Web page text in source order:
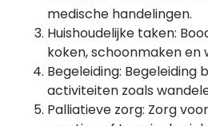
medische handelingen.
Huishoudelijke taken:
koken, schoonmaken en
Begeleiding: Begeleiding
activiteiten zoals
Palliatieve zorg: Zorg